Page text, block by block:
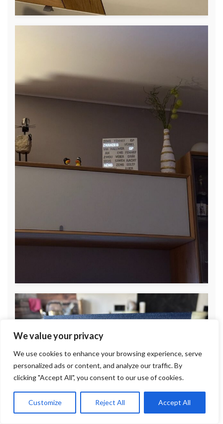
We value your privacy
We use cookies to enhance your browsing experience, serve
personalized ads or content, and analyze our traffic. By
clicking "Accept All", you consent to our use of cookies.
Customize Reject All Accept All